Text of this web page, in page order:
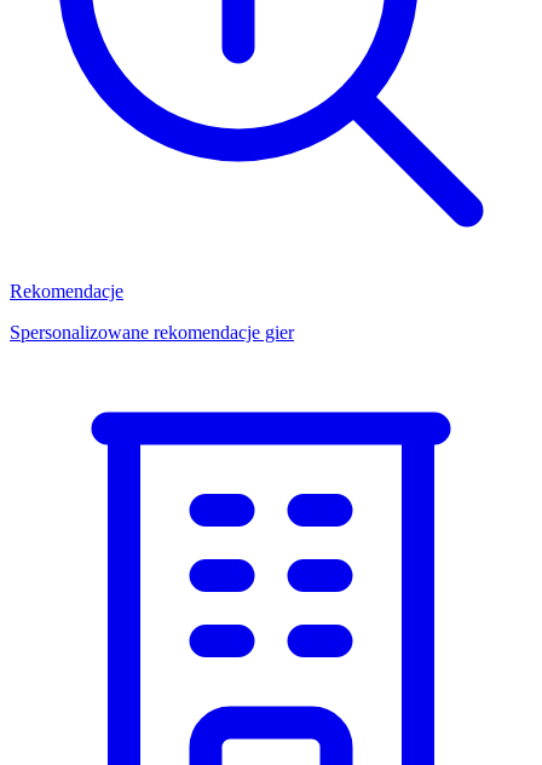
Rekomendacje
Spersonalizowane rekomendacje gier